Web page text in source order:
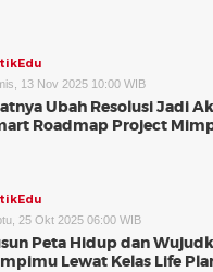
13 Nov 2025 10:00 WIB
Ubah Resolusi Jadi
Roadmap Project
25 Okt 2025 06:00 WIB
Peta Hidup dan
Lewat Kelas Life